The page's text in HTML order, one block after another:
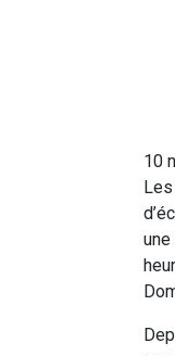
10
une